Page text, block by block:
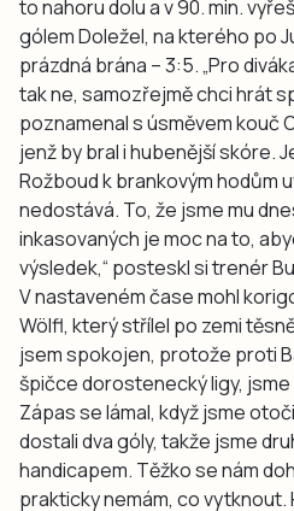
to nahoru dolu a v 90. min.
gólem Doležel, na kterého po
prázdná brána – 3:5. „Pro
tak ne, samozřejmě chci hrát
poznamenal s úsměvem kouč
jenž by bral i hubenější skóre.
Rožboud k brankovým hodům
nedostává. To, že jsme mu
inkasovaných je moc na to,
výsledek,“ posteskl si trenér
V nastaveném čase mohl
Wölfl, který střílel po zemi
jsem spokojen, protože proti
špičce dorostenecký ligy,
Zápas se lámal, když jsme
dostali dva góly, takže jsme
handicapem. Těžko se nám
prakticky nemám, co